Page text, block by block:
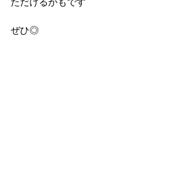
ただけるかもです
ぜひ◎